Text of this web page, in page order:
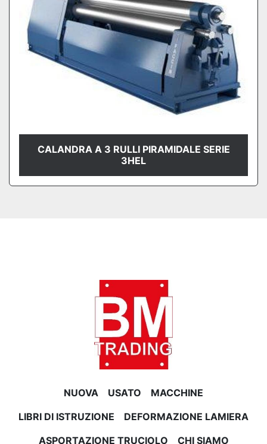
CALANDRA A 3 RULLI PIRAMIDALE SERIE
3HEL
NUOVA USATO
MACCHINE
LIBRI DI ISTRUZIONE
DEFORMAZIONE LAMIERA
ASPORTAZIONE TRUCIOLO
CHI SIAMO